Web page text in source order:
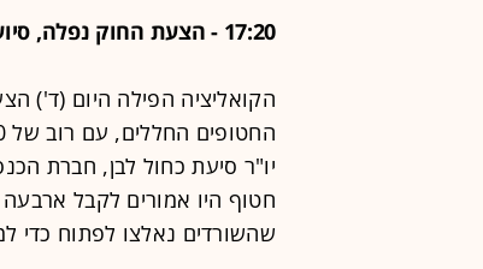
17:20 - הצעת החוק נפלה, סיוע במיליוני שקלים לא יועבר לשורדי שבי
הקואליציה הפילה היום (ד')
יו"ר סיעת כחול לבן, חברת
חטוף היו אמורים לקבל ארבעה
שהשורדים נאלצו לפתוח כדי